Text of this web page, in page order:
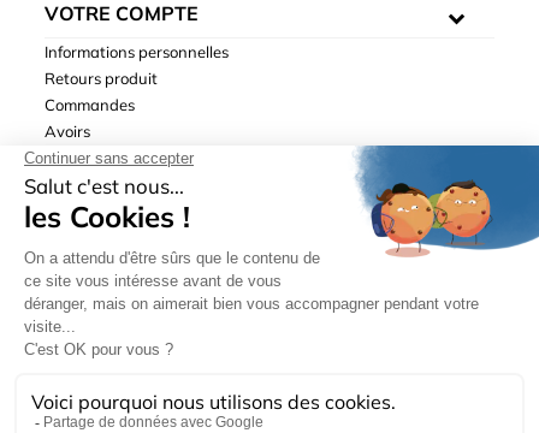
VOTRE COMPTE
Informations personnelles
Retours produit
Commandes
Avoirs
Adresses
Bons de réduction
de ventes| © Hydrodis 2003-2026. Tous droits réservés